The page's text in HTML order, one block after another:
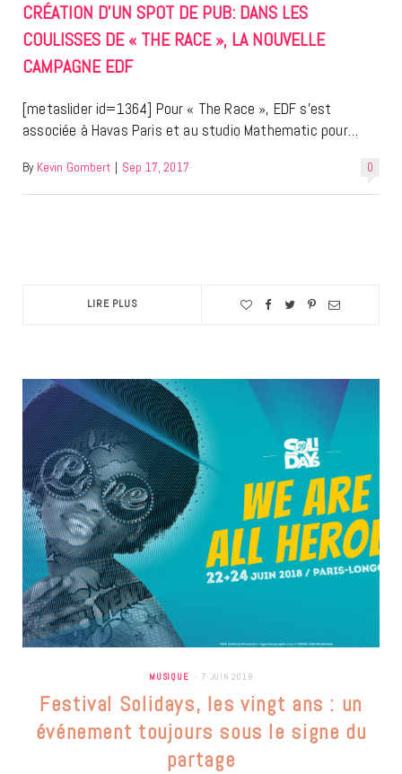
CRÉATION D’UN SPOT DE PUB: DANS LES
COULISSES DE « THE RACE », LA NOUVELLE
CAMPAGNE EDF
[metaslider id=1364] Pour « The Race », EDF s’est
associée à Havas Paris et au studio Mathematic pour…
0
By Kevin Gombert | Sep 17, 2017
LIRE PLUS
MUSIQUE 7 JUIN 2018
Festival Solidays, les vingt ans : un
événement toujours sous le signe du
partage